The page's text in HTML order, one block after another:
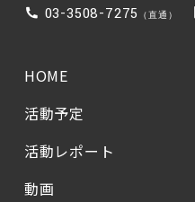
03-3508-7275 （直通）
HOME
活動予定
活動レポート
動画